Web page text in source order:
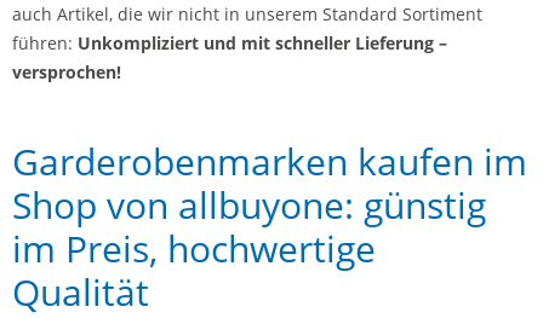
auch Artikel, die wir nicht in unserem Standard Sortiment
führen: Unkompliziert und mit schneller Lieferung –
versprochen!
Garderobenmarken kaufen im
Shop von allbuyone: günstig
im Preis, hochwertige
Qualität